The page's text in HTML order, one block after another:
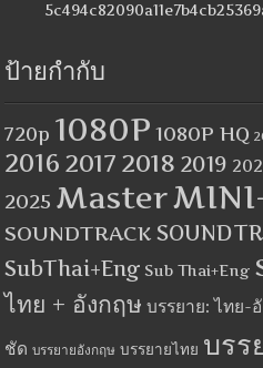
ป้ายกำกับ
720p 1080P 1080P HQ
2016 2017 2018 2019
2025 Master
SOUNDTRACK
SubThai+Eng Sub Thai+Eng
ไทย + อังกฤษ บรรยาย: ไทย-
ชัด บรรยายอังกฤษ บรรยายไทย บรร